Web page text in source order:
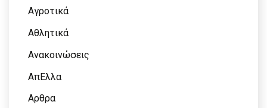
Αγροτικά
Αθλητικά
Ανακοινώσεις
ΑπΕλλα
Αρθρα